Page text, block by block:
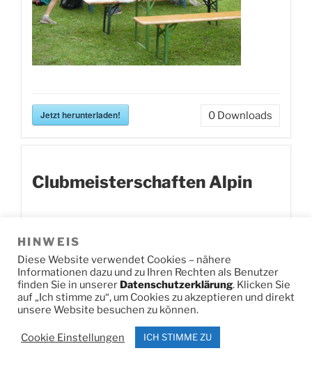
Jetzt herunterladen! 0 Downloads
Clubmeisterschaften Alpin
HINWEIS
Diese Website verwendet Cookies – nähere
Informationen dazu und zu Ihren Rechten als Benutzer
finden Sie in unsererDatenschutzerklärung. Klicken Sie
auf „Ich stimme zu“, um Cookies zu akzeptieren und direkt
unsere Website besuchen zu können.
Cookie Einstellungen ICH STIMME ZU